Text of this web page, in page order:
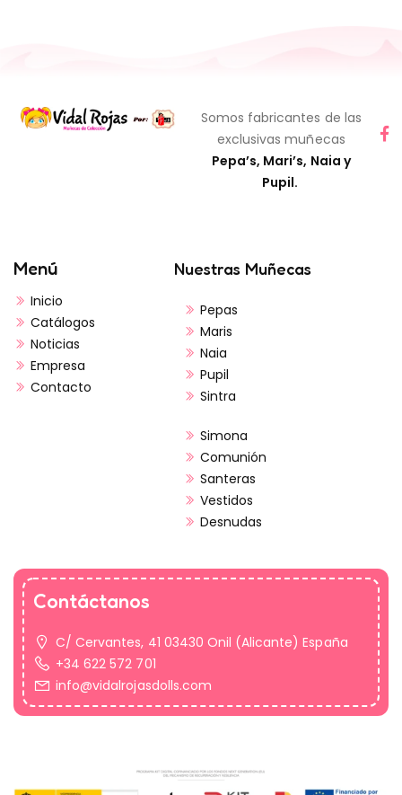
Somos fabricantes de las
exclusivas muñecas
Pepa’s, Mari’s, Naia y
Pupil.
Menú
Inicio
Catálogos
Noticias
Empresa
Contacto
Nuestras Muñecas
Pepas
Maris
Naia
Pupil
Sintra
Simona
Comunión
Santeras
Vestidos
Desnudas
Contáctanos
C/ Cervantes, 41 03430 Onil (Alicante) España
+34 622 572 701
info@vidalrojasdolls.com